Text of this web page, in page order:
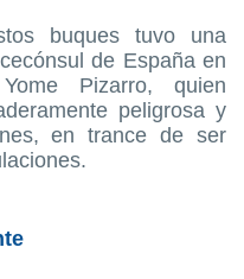
buques tuvo una
de España en
Pizarro, quien
peligrosa y
en trance de ser